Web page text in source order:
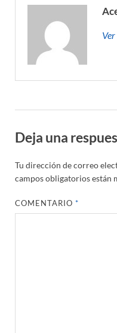
Deja una
Tu dirección de correo
campos obligatorios están
COMENTARIO*